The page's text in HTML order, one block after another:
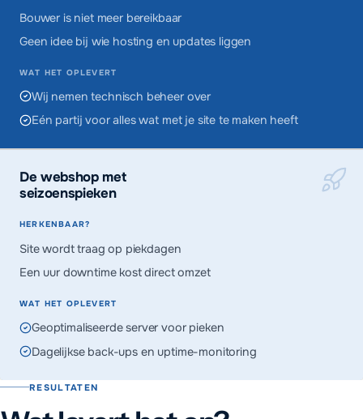
Bouwer is niet meer bereikbaar
Geen idee bij wie hosting en updates liggen
WAT HET OPLEVERT
Wij nemen technisch beheer over
Eén partij voor alles wat met je site te maken heeft
De webshop met
seizoenspieken
HERKENBAAR?
Site wordt traag op piekdagen
Een uur downtime kost direct omzet
WAT HET OPLEVERT
Geoptimaliseerde server voor pieken
Dagelijkse back-ups en uptime-monitoring
RESULTATEN